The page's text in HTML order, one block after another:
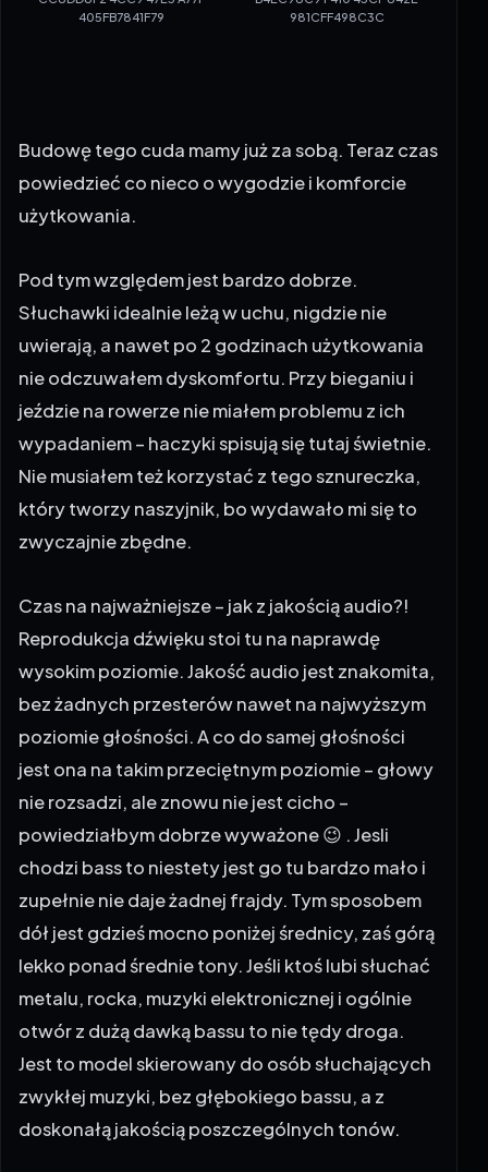
405FB7841F79
981CFF498C3C
Budowę tego cuda mamy już za sobą. Teraz czas
powiedzieć co nieco o wygodzie i komforcie
użytkowania.
Pod tym względem jest bardzo dobrze.
Słuchawki idealnie leżą w uchu, nigdzie nie
uwierają, a nawet po 2 godzinach użytkowania
nie odczuwałem dyskomfortu. Przy bieganiu i
jeździe na rowerze nie miałem problemu z ich
wypadaniem – haczyki spisują się tutaj świetnie.
Nie musiałem też korzystać z tego sznureczka,
który tworzy naszyjnik, bo wydawało mi się to
zwyczajnie zbędne.
Czas na najważniejsze – jak z jakością audio?!
Reprodukcja dźwięku stoi tu na naprawdę
wysokim poziomie. Jakość audio jest znakomita,
bez żadnych przesterów nawet na najwyższym
poziomie głośności. A co do samej głośności
jest ona na takim przeciętnym poziomie – głowy
nie rozsadzi, ale znowu nie jest cicho –
powiedziałbym dobrze wyważone 😉 . Jesli
chodzi bass to niestety jest go tu bardzo mało i
zupełnie nie daje żadnej frajdy. Tym sposobem
dół jest gdzieś mocno poniżej średnicy, zaś górą
lekko ponad średnie tony. Jeśli ktoś lubi słuchać
metalu, rocka, muzyki elektronicznej i ogólnie
otwór z dużą dawką bassu to nie tędy droga.
Jest to model skierowany do osób słuchających
zwykłej muzyki, bez głębokiego bassu, a z
doskonałą jakością poszczególnych tonów.